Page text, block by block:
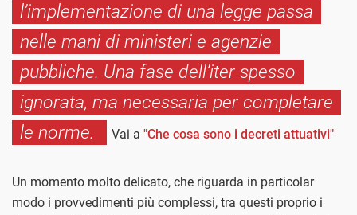
l’implementazione di una legge passa
nelle mani di ministeri e agenzie
pubbliche. Una fase dell’iter spesso
ignorata, ma necessaria per completare
le norme.
Vai a "Che cosa sono i decreti attuativi"
Un momento molto delicato, che riguarda in particolar
modo i provvedimenti più complessi, tra questi proprio i